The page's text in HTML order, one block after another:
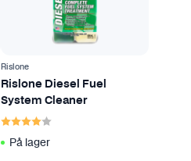
Rislone
Rislone Diesel Fuel
System Cleaner
Karakter:
På lager